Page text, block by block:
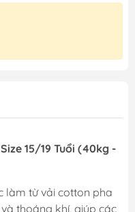
15/19 Tuổi (40kg -
làm từ vải cotton pha
thoáng khí, giúp các